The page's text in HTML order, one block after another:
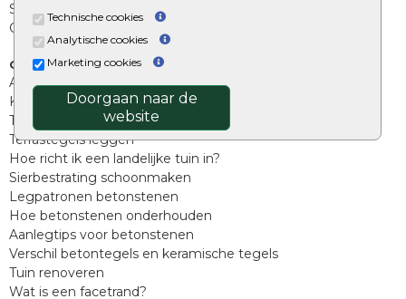
Technische cookies
Analytische cookies
Marketing cookies
Doorgaan naar de
website
Split, grind en zand
Oprit tegels
Overig
Aanbiedingen
Kunstgras
Tuintegels outlet
Terrastegels leggen
Hoe richt ik een landelijke tuin in?
Sierbestrating schoonmaken
Legpatronen betonstenen
Hoe betonstenen onderhouden
Aanlegtips voor betonstenen
Verschil betontegels en keramische tegels
Tuin renoveren
Wat is een facetrand?